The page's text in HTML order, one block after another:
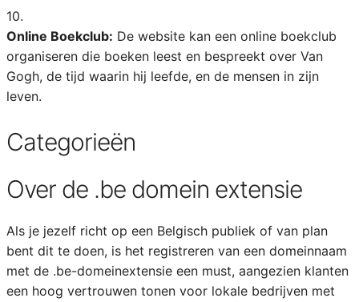
10.
Online Boekclub: De website kan een online boekclub
organiseren die boeken leest en bespreekt over Van
Gogh, de tijd waarin hij leefde, en de mensen in zijn
leven.
Categorieën
Over de .be domein extensie
Als je jezelf richt op een Belgisch publiek of van plan
bent dit te doen, is het registreren van een domeinnaam
met de .be-domeinextensie een must, aangezien klanten
een hoog vertrouwen tonen voor lokale bedrijven met